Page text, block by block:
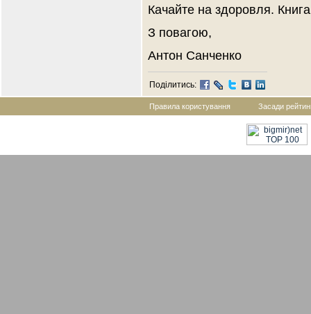
Качайте на здоровля.
З повагою,
Антон Санченко
Поділитись:
Правила користування Засади